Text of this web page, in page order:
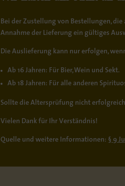
Bei der Zustellung von Bestellungen,
Annahme der Lieferung ein gültiges
Die Auslieferung kann nur erfolgen,
Ab 16 Jahren: Für Bier, Wein und Sekt.
Ab 18 Jahren: Für alle anderen
Sollte die Altersprüfung nicht
Vielen Dank für Ihr Verständnis!
Quelle und weitere Informationen: § 9